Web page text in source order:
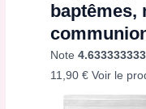
baptêmes,
Note
11,90€ Voir le